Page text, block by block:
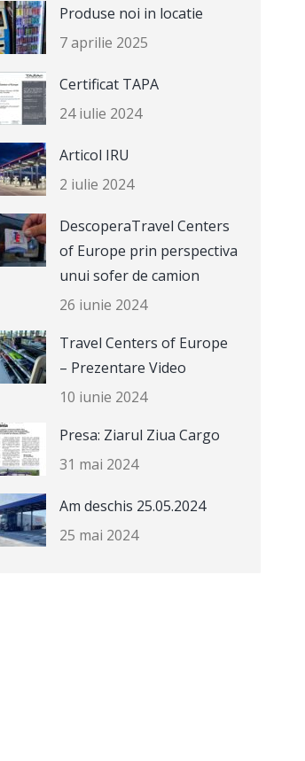
Produse noi in locatie
7 aprilie 2025
Certificat TAPA
24 iulie 2024
Articol IRU
2 iulie 2024
DescoperaTravel Centers
of Europe prin perspectiva
unui sofer de camion
26 iunie 2024
Travel Centers of Europe
– Prezentare Video
10 iunie 2024
Presa: Ziarul Ziua Cargo
31 mai 2024
Am deschis 25.05.2024
25 mai 2024